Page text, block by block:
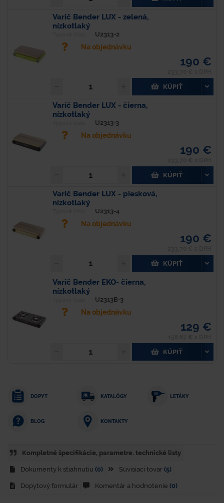
Varič Bender LUX - zelená,
nízkotlaký
U2313-2
Na objednávku
190 €
KÚPIŤ
Varič Bender LUX - čierna,
nízkotlaký
U2313-3
Na objednávku
190 €
KÚPIŤ
Varič Bender LUX - piesková,
nízkotlaký
U2313-4
Na objednávku
190 €
KÚPIŤ
Varič Bender EKO- čierna,
nízkotlaký
U2313B-3
Na objednávku
129 €
KÚPIŤ
DOPYT KATALÓGY LETÁKY
BLOG KONTAKTY
Kompletné špecifikácie, parametre. technické listy
Dokumenty k stiahnutiu (0) Súvisiaci tovar (5)
Dopytový formulár Komentár a hodnotenie (0)